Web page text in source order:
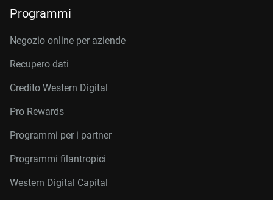
Programmi
Negozio online per aziende
Recupero dati
Credito Western Digital
Pro Rewards
Programmi per i partner
Programmi filantropici
Western Digital Capital